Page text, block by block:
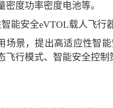
密度功率密度电池等。
能安全eVTOL载人飞行
场景，提出高适应性智
飞行模式、智能安全控制